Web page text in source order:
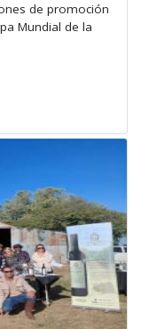
de promoción
Mundial de la